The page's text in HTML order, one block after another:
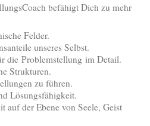
befähigt Dich zu mehr
Felder.
unseres Selbst.
die Problemstellung im Detail.
Strukturen.
zu führen.
Lösungsfähigkeit.
auf der Ebene von Seele, Geist